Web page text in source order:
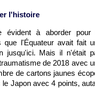
l'histoire
évident à aborder pour
que l'Équateur avait fait
jusqu'ici. Mais il n'était
de 2018 avec
de cartons jaunes
le Japon avec 4 points,